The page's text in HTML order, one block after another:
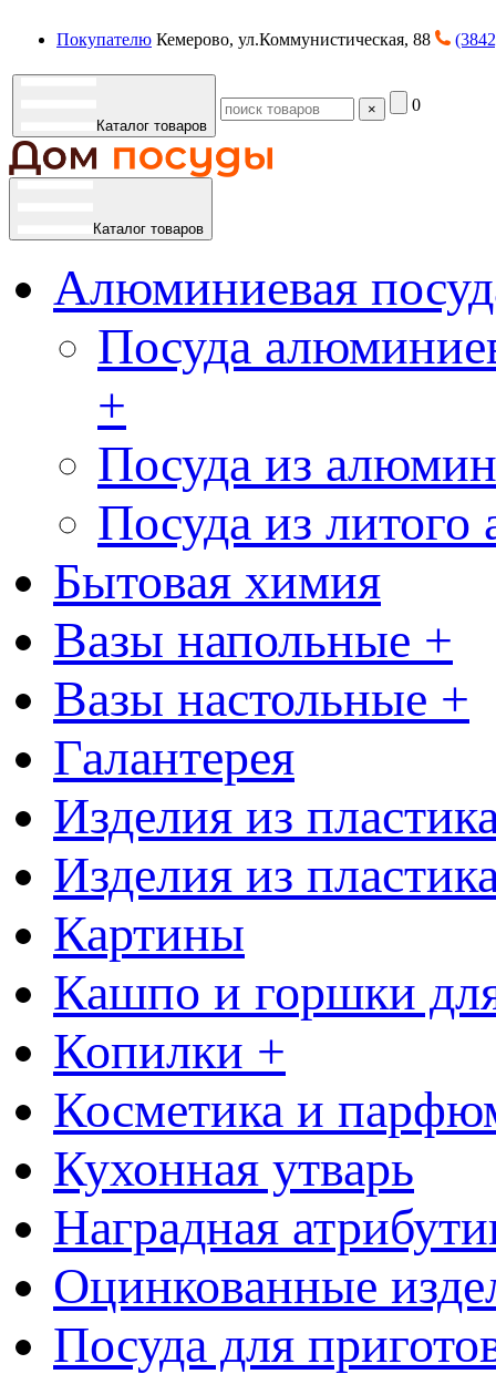
Покупателю Кемерово, ул.Коммунистическая, 88
Каталог товаров
× 0
Каталог товаров
Алюминиевая
Посуда
+
Посуда из
Посуда из
Бытовая химия
Вазы напольные +
Вазы настольные +
Галантерея
Изделия из
Изделия из
Картины
Кашпо и горшки
Копилки +
Косметика и
Кухонная утварь
Наградная
Оцинкованные
Посуда для